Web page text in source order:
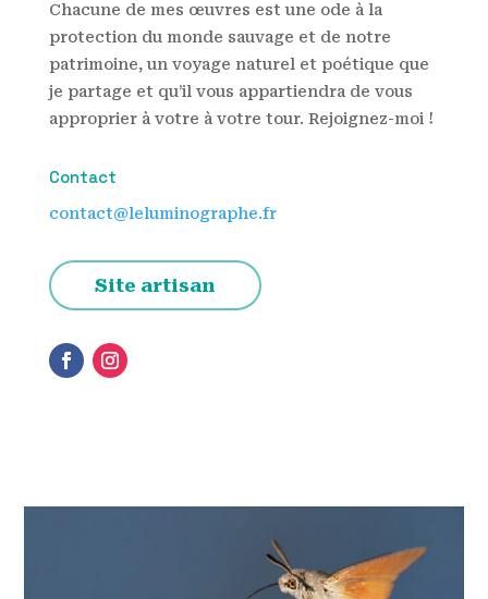
Chacune de mes œuvres est une ode à la
protection du monde sauvage et de notre
patrimoine, un voyage naturel et poétique que
je partage et qu’il vous appartiendra de vous
approprier à votre à votre tour. Rejoignez-moi !
Contact
contact@leluminographe.fr
Site artisan